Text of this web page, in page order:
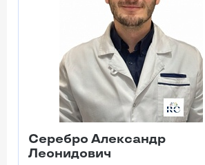
Серебро Александр
Леонидович